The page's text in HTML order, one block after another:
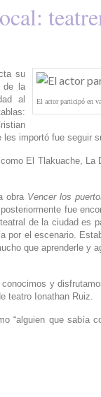
El actor participó en
su
de la
al
importó fue seguir
El Tlakuache,
obra Vencer los
fue
de la ciudad es
por el escenario.
que aprenderle y
y
teatro Ionathan Ruiz.
“alguien que sabía